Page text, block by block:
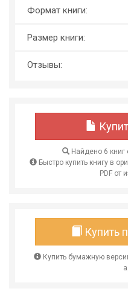
Формат книги:
Размер книги:
Отзывы:
Найдено 6
Быстро купить книгу в
PDF от
Купить
Купить бумажную